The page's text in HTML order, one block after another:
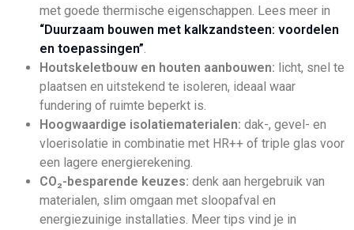
met goede thermische eigenschappen. Lees meer in
“Duurzaam bouwen met kalkzandsteen: voordelen
en toepassingen”.
Houtskeletbouw en houten aanbouwen: licht, snel te
plaatsen en uitstekend te isoleren, ideaal waar
fundering of ruimte beperkt is.
Hoogwaardige isolatiematerialen: dak-, gevel- en
vloerisolatie in combinatie met HR++ of triple glas voor
een lagere energierekening.
CO₂-besparende keuzes: denk aan hergebruik van
materialen, slim omgaan met sloopafval en
energiezuinige installaties. Meer tips vind je in